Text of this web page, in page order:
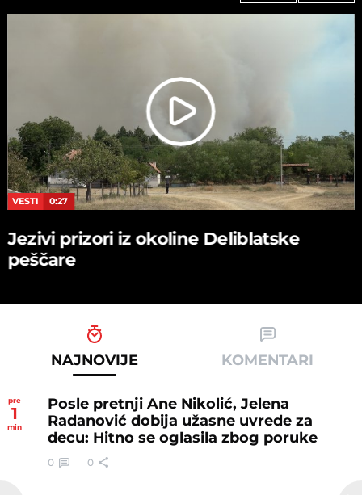
VESTI 0:27
Jezivi prizori iz okoline Deliblatske
peščare
NAJNOVIJE KOMENTARI
pre
1
min
Posle pretnji Ane Nikolić, Jelena
Radanović dobija užasne uvrede za
decu: Hitno se oglasila zbog poruke
0 0